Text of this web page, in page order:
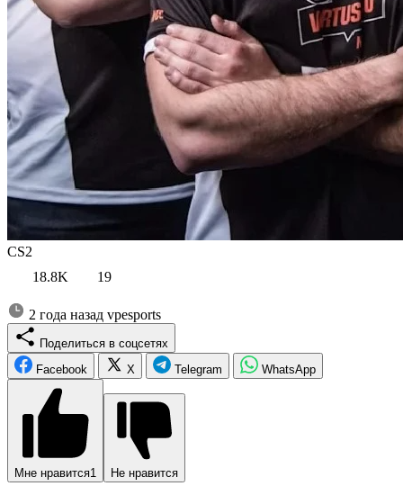
CS2
18.8K
19
2 года назад vpesports
Поделиться в соцсетях
Facebook
X Telegram WhatsApp
Мне нравится1 Не нравится